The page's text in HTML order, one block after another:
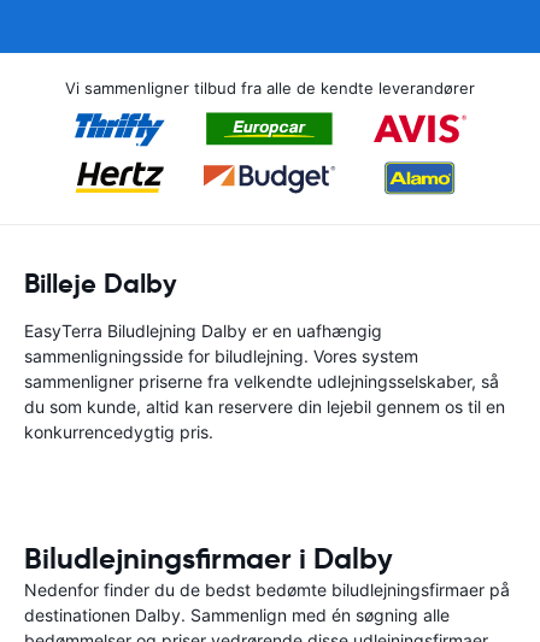
Vi sammenligner tilbud fra alle de kendte leverandører
Billeje Dalby
EasyTerra Biludlejning Dalby er en uafhængig
sammenligningsside for biludlejning. Vores system
sammenligner priserne fra velkendte udlejningsselskaber, så
du som kunde, altid kan reservere din lejebil gennem os til en
konkurrencedygtig pris.
Biludlejningsfirmaer i Dalby
Nedenfor finder du de bedst bedømte biludlejningsfirmaer på
destinationen Dalby. Sammenlign med én søgning alle